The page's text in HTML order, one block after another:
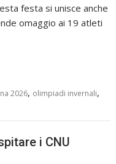
festa si unisce anche
omaggio ai 19 atleti
2026, olimpiadi invernali,
i CNU